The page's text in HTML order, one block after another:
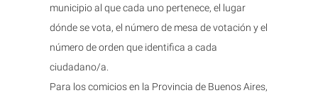
municipio al que cada uno pertenece, el lugar
dónde se vota, el número de mesa de votación y el
número de orden que identifica a cada
ciudadano/a.
Para los comicios en la Provincia de Buenos Aires,